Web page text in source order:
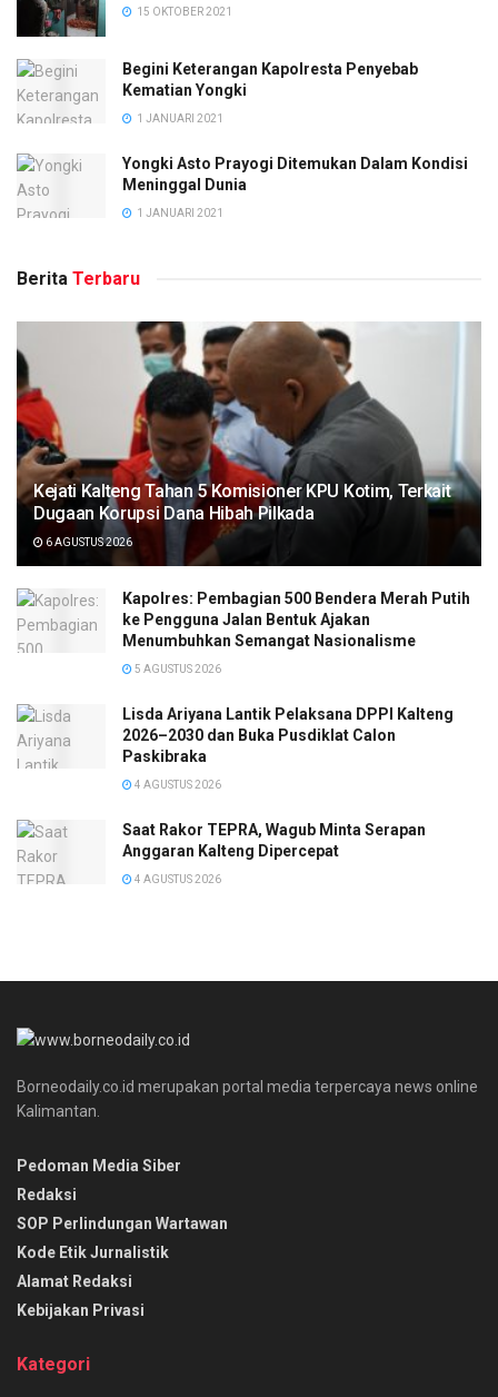
15 OKTOBER 2021
Begini Keterangan Kapolresta Penyebab
Kematian Yongki
1 JANUARI 2021
Yongki Asto Prayogi Ditemukan Dalam Kondisi
Meninggal Dunia
1 JANUARI 2021
Berita Terbaru
Kejati Kalteng Tahan 5 Komisioner KPU Kotim, Terkait
Dugaan Korupsi Dana Hibah Pilkada
6 AGUSTUS 2026
Kapolres: Pembagian 500 Bendera Merah Putih
ke Pengguna Jalan Bentuk Ajakan
Menumbuhkan Semangat Nasionalisme
5 AGUSTUS 2026
Lisda Ariyana Lantik Pelaksana DPPI Kalteng
2026–2030 dan Buka Pusdiklat Calon
Paskibraka
4 AGUSTUS 2026
Saat Rakor TEPRA, Wagub Minta Serapan
Anggaran Kalteng Dipercepat
4 AGUSTUS 2026
Borneodaily.co.id merupakan portal media terpercaya news online
Kalimantan.
Pedoman Media Siber
Redaksi
SOP Perlindungan Wartawan
Kode Etik Jurnalistik
Alamat Redaksi
Kebijakan Privasi
Kategori